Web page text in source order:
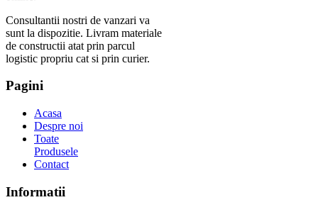
Consultantii nostri de vanzari va
sunt la dispozitie. Livram materiale
de constructii atat prin parcul
logistic propriu cat si prin curier.
Pagini
Acasa
Despre noi
Toate
Produsele
Contact
Informatii